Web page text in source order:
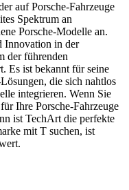
auf Porsche-Fahrzeuge
Spektrum an
Porsche-Modelle an.
Innovation in der
der führenden
Es ist bekannt für seine
die sich nahtlos
integrieren. Wenn Sie
Ihre Porsche-Fahrzeuge
ist TechArt die perfekte
mit T suchen, ist